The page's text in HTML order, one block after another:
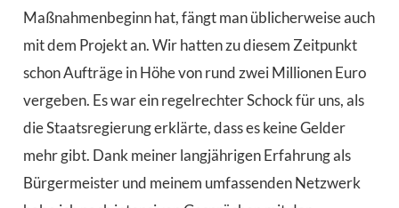
Maßnahmenbeginn hat, fängt man üblicherweise auch
mit dem Projekt an. Wir hatten zu diesem Zeitpunkt
schon Aufträge in Höhe von rund zwei Millionen Euro
vergeben. Es war ein regelrechter Schock für uns, als
die Staatsregierung erklärte, dass es keine Gelder
mehr gibt. Dank meiner langjährigen Erfahrung als
Bürgermeister und meinem umfassenden Netzwerk